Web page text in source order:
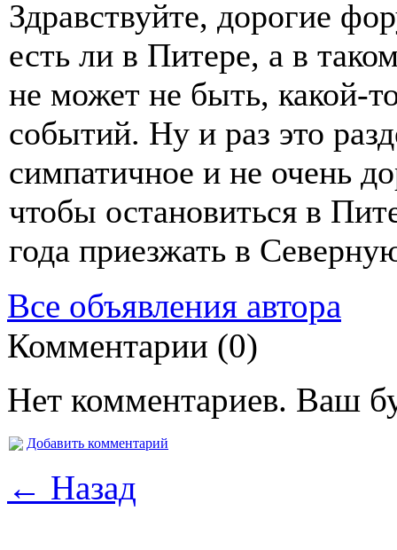
Здравствуйте, дорогие
есть ли в Питере, а в
не может не быть, какой-
событий. Ну и раз это
симпатичное и не очень
чтобы остановиться в
года приезжать в
Все объявления автора
Комментарии (0)
Нет комментариев. Ваш
Добавить комментарий
← Назад